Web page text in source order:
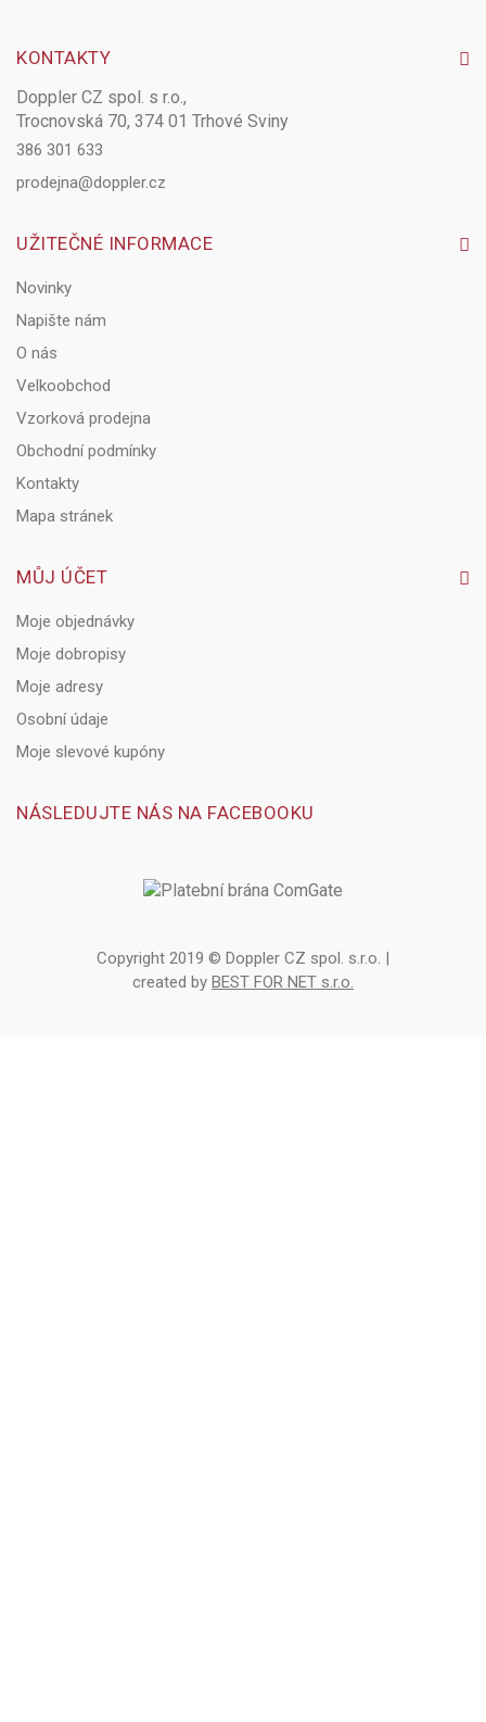
KONTAKTY
Doppler CZ spol. s r.o.,
Trocnovská 70, 374 01 Trhové Sviny
386 301 633
prodejna@doppler.cz
UŽITEČNÉ INFORMACE
Novinky
Napište nám
O nás
Velkoobchod
Vzorková prodejna
Obchodní podmínky
Kontakty
Mapa stránek
MŮJ ÚČET
Moje objednávky
Moje dobropisy
Moje adresy
Osobní údaje
Moje slevové kupóny
NÁSLEDUJTE NÁS NA FACEBOOKU
Copyright 2019 © Doppler CZ spol. s.r.o. |
created by BEST FOR NET s.r.o.